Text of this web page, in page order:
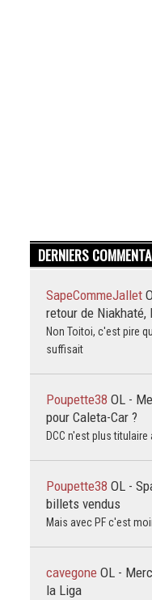
DERNIERS
SapeCommeJallet
retour de Niakhaté,
Non Toitoi, c'est pire
suffisait
Poupette38 OL -
pour Caleta-Car ?
DCC n'est plus titulaire
Poupette38 OL -
billets vendus
Mais avec PF c'est
cavegone OL -
la Liga